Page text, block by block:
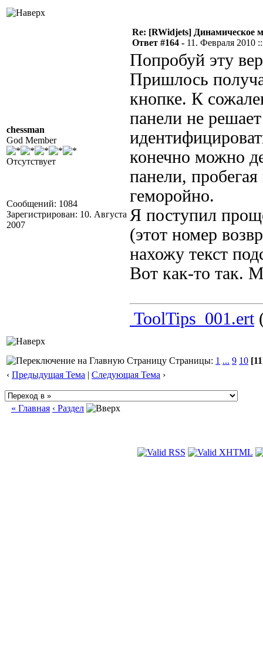
chessman
God Member
Отсутствует
Сообщений: 1084
Зарегистрирован: 10. Августа
2007
Re: [RWidjets] Динамическое
Ответ #164 - 11. Февраля 2010
Попробуй эту
Пришлось
кнопке. К
панели не
конечно можно
панели,
геморойно.
Я поступил
(этот номер
нахожу текст
Вот как-то так.
ToolTips_001.ert
Страницы: 1 ... 9 10
‹ Предыдущая Тема | Следующая Тема ›
« Главная ‹ Раздел